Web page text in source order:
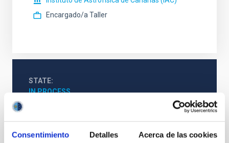
Consentimiento Detalles Acerca de las cookies
Encargado/a Taller
STATE
IN PROCESS
REQUIRED DEGREE